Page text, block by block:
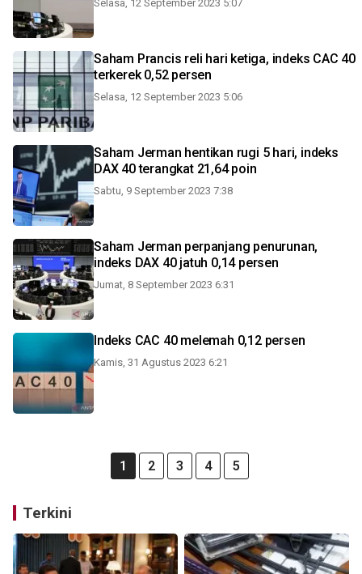
Selasa, 12 September 2023 5:07
Saham Prancis reli hari ketiga, indeks CAC 40
terkerek 0,52 persen
Selasa, 12 September 2023 5:06
Saham Jerman hentikan rugi 5 hari, indeks
DAX 40 terangkat 21,64 poin
Sabtu, 9 September 2023 7:38
Saham Jerman perpanjang penurunan,
indeks DAX 40 jatuh 0,14 persen
Jumat, 8 September 2023 6:31
Indeks CAC 40 melemah 0,12 persen
Kamis, 31 Agustus 2023 6:21
1 2 3 4 5
Terkini